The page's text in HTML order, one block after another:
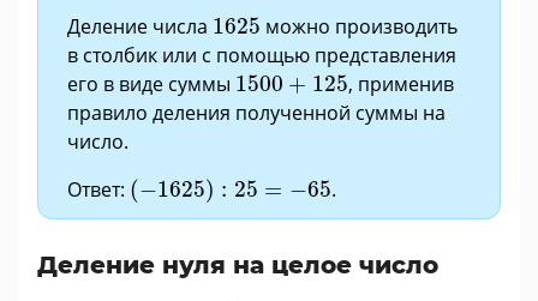
Деление числа 1625
1625 можно производить
в столбик или с помощью представления
его в виде суммы 1500 + 125
1500 + 125 , применив
правило деления полученной суммы на
число.
Ответ: (−1625) : 25 = −65
(− 1625): 25= .
Деление нуля на целое число